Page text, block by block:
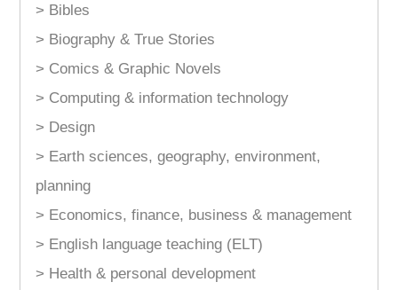
> Bibles
> Biography & True Stories
> Comics & Graphic Novels
> Computing & information technology
> Design
> Earth sciences, geography, environment,
planning
> Economics, finance, business & management
> English language teaching (ELT)
> Health & personal development